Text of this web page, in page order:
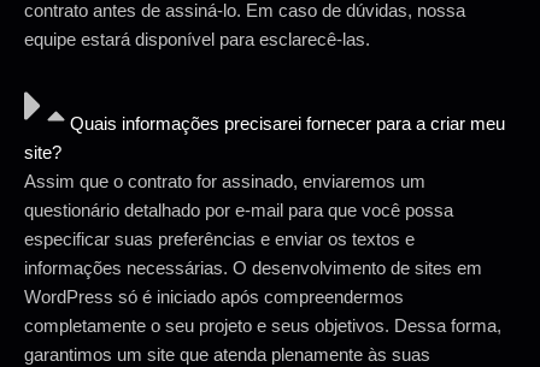
contrato antes de assiná-lo. Em caso de dúvidas, nossa
equipe estará disponível para esclarecê-las.
Quais informações precisarei fornecer para a criar meu
site?
Assim que o contrato for assinado, enviaremos um
questionário detalhado por e-mail para que você possa
especificar suas preferências e enviar os textos e
informações necessárias. O desenvolvimento de sites em
WordPress só é iniciado após compreendermos
completamente o seu projeto e seus objetivos. Dessa forma,
garantimos um site que atenda plenamente às suas